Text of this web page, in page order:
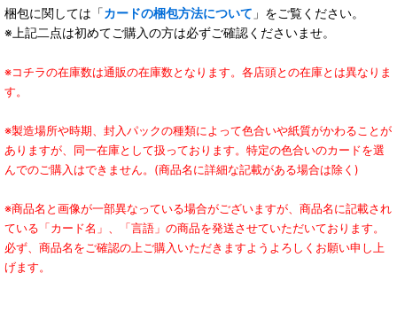
梱包に関しては「カードの梱包方法について 」をご覧ください。
※上記二点は初めてご購入の方は必ずご確認くださいませ。
※コチラの在庫数は通販の在庫数となります。各店頭との在庫とは異なりま
す。
※製造場所や時期、封入パックの種類によって色合いや紙質がかわることが
ありますが、同一在庫として扱っております。特定の色合いのカードを選
んでのご購入はできません。(商品名に詳細な記載がある場合は除く)
※商品名と画像が一部異なっている場合がございますが、商品名に記載され
ている「カード名」、「言語」の商品を発送させていただいております。
必ず、商品名をご確認の上ご購入いただきますようよろしくお願い申し上
げます。